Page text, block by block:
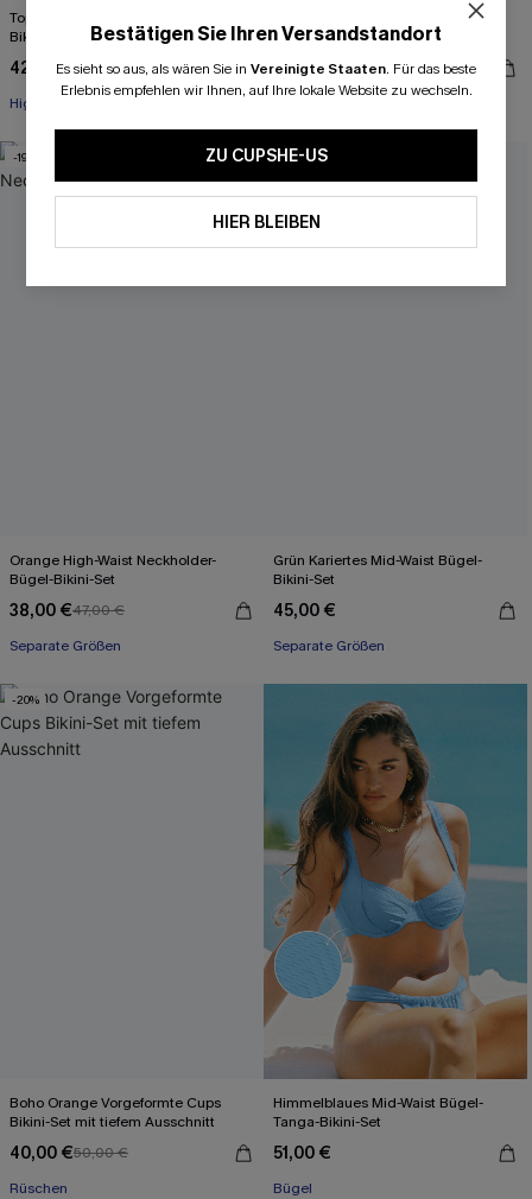
Top mit Bindung vorne & Mittelhohes
Bikini Set mit Raffungen
42,00 €
High waist
U-Bügel Brazilian-Bikini-Set mit
geometrischem Muster
40,00 €50,00 €
-19%
Orange High-Waist Neckholder-
Bügel-Bikini-Set
38,00 €47,00 €
Separate Größen
Grün Kariertes Mid-Waist Bügel-
Bikini-Set
45,00 €
Separate Größen
-20%
Boho Orange Vorgeformte Cups
Bikini-Set mit tiefem Ausschnitt
40,00 €50,00 €
Rüschen
Himmelblaues Mid-Waist Bügel-
Tanga-Bikini-Set
51,00 €
Bügel
Bestätigen Sie Ihren Versandstandort
Es sieht so aus, als wären Sie in Vereinigte Staaten. Für das beste
Erlebnis empfehlen wir Ihnen, auf Ihre lokale Website zu wechseln.
ZU CUPSHE-US
HIER BLEIBEN